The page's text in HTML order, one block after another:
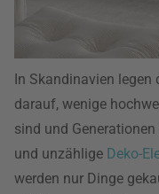
In Skandinavien legen
darauf, wenige
sind und
und unzählige Deko-
werden nur Dinge